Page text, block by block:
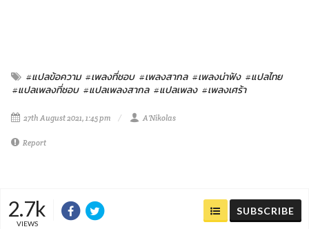
#แปลข้อความ #เพลงที่ชอบ #เพลงสากล #เพลงน่าฟัง #แปลไทย
#แปลเพลงที่ชอบ #แปลเพลงสากล #แปลเพลง #เพลงเศร้า
27th August 2021, 1:45 pm A'Nikolas
Report
2.7k
VIEWS
SUBSCRIBE